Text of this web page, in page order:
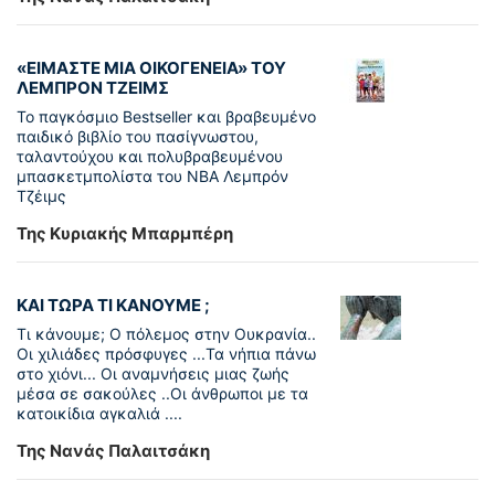
«ΕΙΜΑΣΤΕ ΜΙΑ ΟΙΚΟΓΕΝΕΙΑ» ΤΟΥ
ΛΕΜΠΡΟΝ ΤΖΕΙΜΣ
To παγκόσµιο Bestseller και βραβευµένο
παιδικό βιβλίο του πασίγνωστου,
ταλαντούχου και πολυβραβευµένου
µπασκετµπολίστα του NBA Λεµπρόν
Τζέιμς
Της Κυριακής Μπαρμπέρη
ΚΑΙ ΤΩΡΑ ΤΙ ΚΑΝΟΥΜΕ ;
Τι κάνουμε; Ο πόλεμος στην Ουκρανία..
Οι χιλιάδες πρόσφυγες ...Τα νήπια πάνω
στο χιόνι... Οι αναμνήσεις μιας ζωής
μέσα σε σακούλες ..Οι άνθρωποι με τα
κατοικίδια αγκαλιά ....
Της Νανάς Παλαιτσάκη